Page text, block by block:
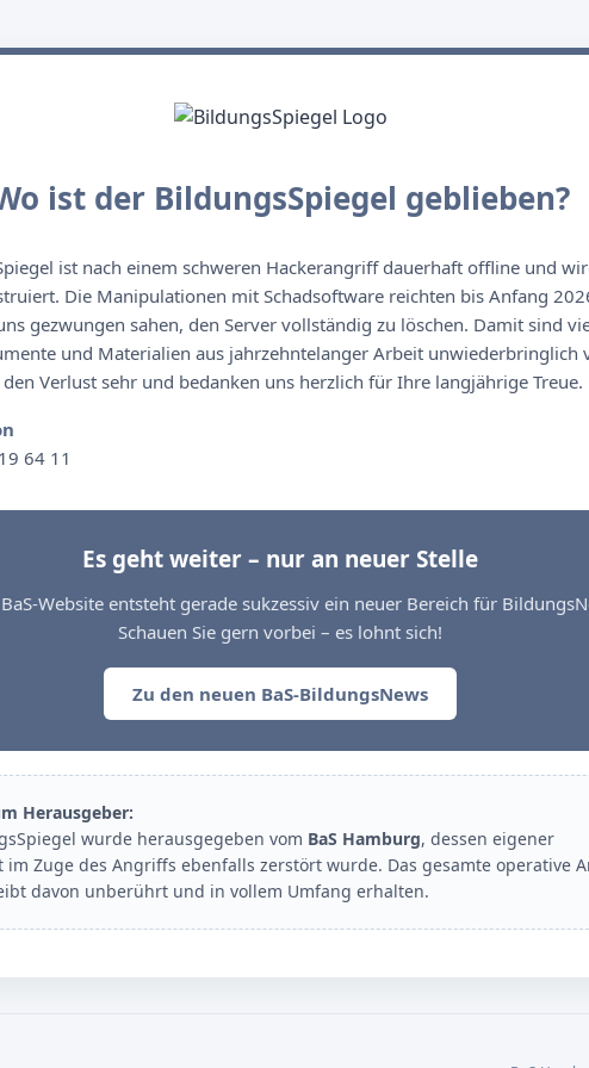
ist der BildungsSpiegel geblieben?
ist nach einem schweren Hackerangriff dauerhaft offline und
Die Manipulationen mit Schadsoftware reichten bis Anfang
gezwungen sahen, den Server vollständig zu löschen. Damit sind
und Materialien aus jahrzehntelanger Arbeit unwiederbringlich
Verlust sehr und bedanken uns herzlich für Ihre langjährige Treue.
64 11
Es geht weiter – nur an neuer Stelle
Website entsteht gerade sukzessiv ein neuer Bereich für
Schauen Sie gern vorbei – es lohnt sich!
Zu den neuen BaS-BildungsNews
Herausgeber:
wurde herausgegeben vom BaS Hamburg, dessen eigener
Zuge des Angriffs ebenfalls zerstört wurde. Das gesamte operative
davon unberührt und in vollem Umfang erhalten.